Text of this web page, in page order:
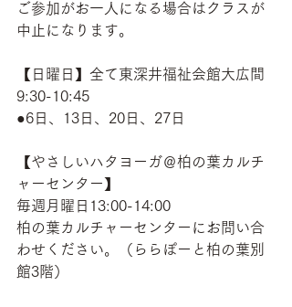
ご参加がお一人になる場合はクラスが
中止になります。
【日曜日】全て東深井福祉会館大広間
9:30-10:45
●6日、13日、20日、27日
【やさしいハタヨーガ＠柏の葉カルチ
ャーセンター】
毎週月曜日13:00-14:00
柏の葉カルチャーセンターにお問い合
わせください。（ららぽーと柏の葉別
館3階）